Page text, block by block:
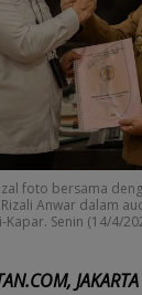
foto bersama
Anwar dalam
Senin (14/4/
JAKARTA